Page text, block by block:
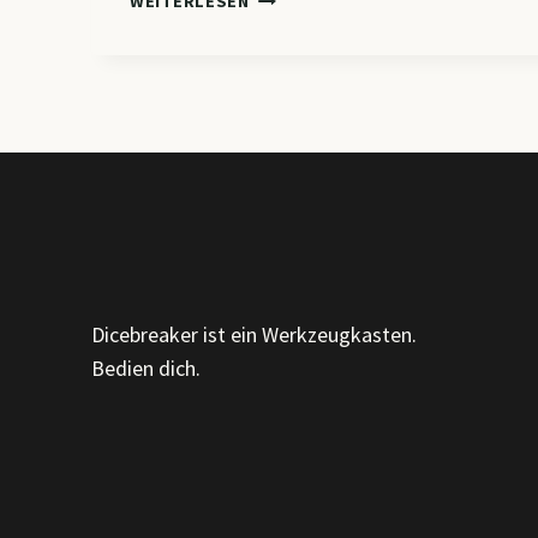
Dicebreaker ist ein Werkzeugkasten.
Bedien dich.